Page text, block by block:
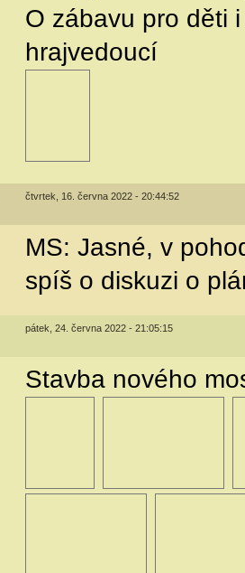
O zábavu pro děti
hrajvedoucí
čtvrtek, 16. června 2022 - 20:44:52
MS: Jasné, v
spíš o diskuzi o
pátek, 24. června 2022 - 21:05:15
Stavba nového